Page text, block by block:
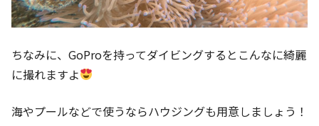
ちなみに、GoProを持ってダイビングするとこんなに綺麗
に撮れますよ
海やプールなどで使うならハウジングも用意しましょう！